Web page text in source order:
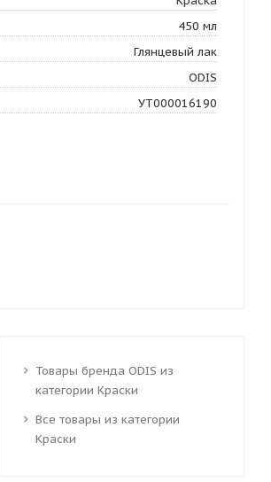
450 мл
Глянцевый лак
ODIS
УТ000016190
Товары бренда ODIS из
категории Краски
Все товары из категории
Краски